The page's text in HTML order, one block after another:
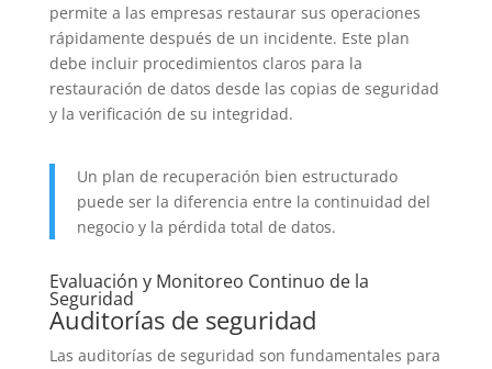
permite a las empresas restaurar sus operaciones
rápidamente después de un incidente. Este plan
debe incluir procedimientos claros para la
restauración de datos desde las copias de seguridad
y la verificación de su integridad.
Un plan de recuperación bien estructurado
puede ser la diferencia entre la continuidad del
negocio y la pérdida total de datos.
Evaluación y Monitoreo Continuo de la
Seguridad
Auditorías de seguridad
Las auditorías de seguridad son fundamentales para